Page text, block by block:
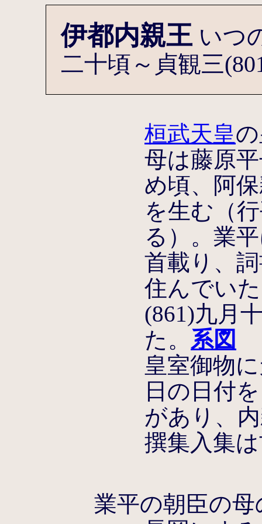
伊都内親王 いつ
二十頃～貞観三
桓武天皇
母は藤原
め頃、阿
を生む（
る）。業
首載り、
住んでい
(861)九月
た。 系図
皇室御物
日の日付
があり、
撰集入集
業平の朝臣の母